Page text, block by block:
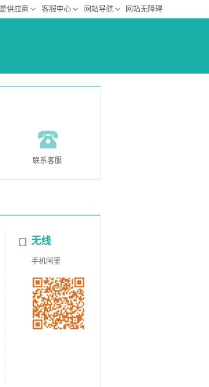
联系客服
无线
手机阿里